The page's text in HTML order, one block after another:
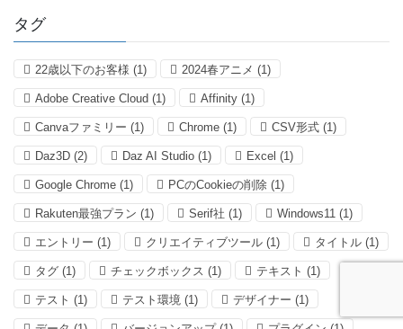
イ
タグ
22歳以下のお客様 (1) 2024春アニメ (1)
Adobe Creative Cloud (1) Affinity (1)
Canvaファミリー (1) Chrome (1) CSV形式 (1)
Daz3D (2) Daz AI Studio (1) Excel (1)
Google Chrome (1) PCのCookieの削除 (1)
Rakuten最強プラン (1) Serif社 (1) Windows11 (1)
エントリー (1) クリエイティブツール (1) タイトル (1)
タグ (1) チェックボックス (1) テキスト (1)
テスト (1) テスト環境 (1) デザイナー (1)